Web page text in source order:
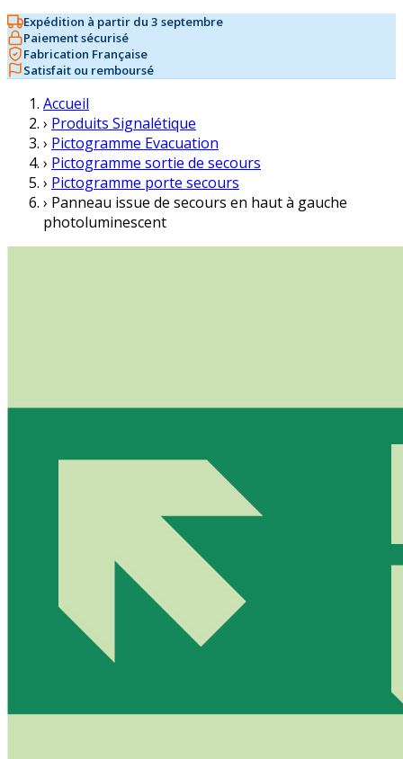
Expédition à partir du 3 septembre
Paiement sécurisé
Fabrication Française
Satisfait ou remboursé
Accueil
› Produits Signalétique
› Pictogramme Evacuation
› Pictogramme sortie de secours
› Pictogramme porte secours
› Panneau issue de secours en haut à gauche
photoluminescent